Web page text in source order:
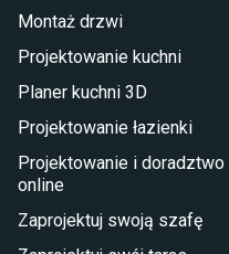
Taras i balkon
Sztuczna trawa miękka
Koce i pledy
Płytki na balkon
Lampy stojące LED
Płytki
Montaż drzwi
Projektowanie kuchni
Planer kuchni 3D
Projektowanie łazienki
Projektowanie i
online
Zaprojektuj swoją szafę